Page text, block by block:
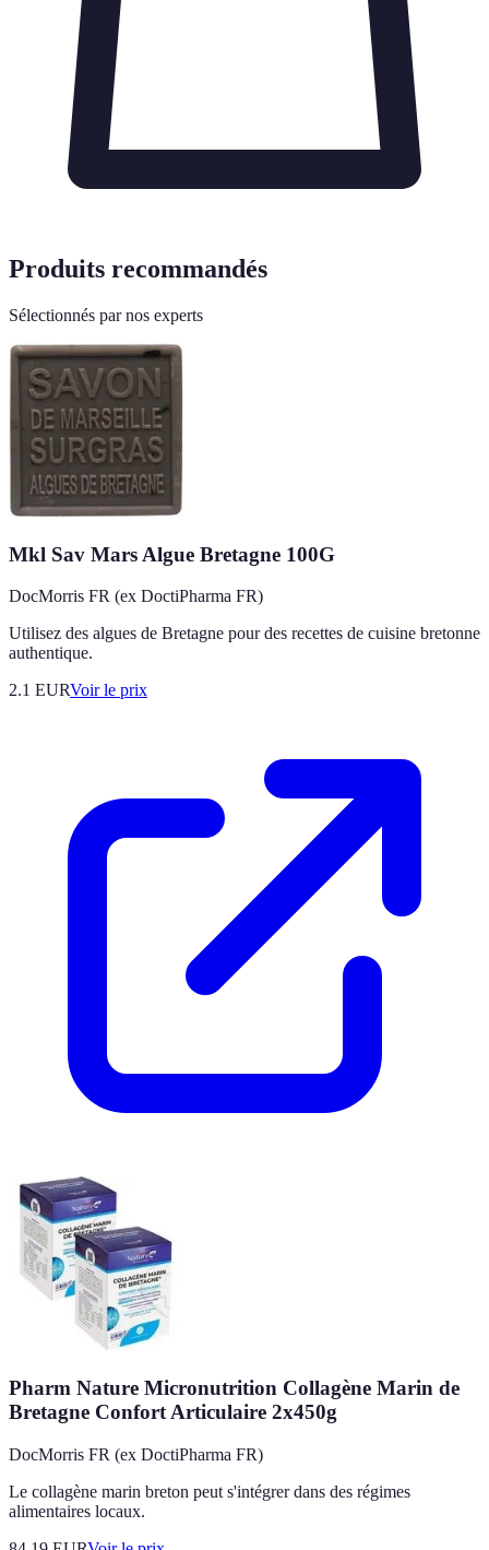
Produits recommandés
Sélectionnés par nos experts
Mkl Sav Mars Algue Bretagne 100G
DocMorris FR (ex DoctiPharma FR)
Utilisez des algues de Bretagne pour des recettes de cuisine bretonne
authentique.
2.1 EURVoir le prix
Pharm Nature Micronutrition Collagène Marin de
Bretagne Confort Articulaire 2x450g
DocMorris FR (ex DoctiPharma FR)
Le collagène marin breton peut s'intégrer dans des régimes
alimentaires locaux.